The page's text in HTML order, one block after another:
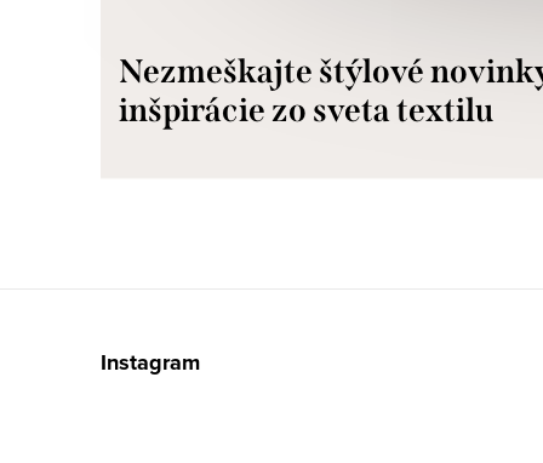
Nezmeškajte štýlové
inšpirácie zo sveta textilu
Instagram